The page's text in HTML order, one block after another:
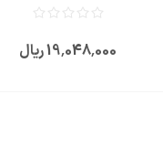
19٬048٬000 ریال